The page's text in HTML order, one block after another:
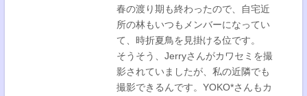
春の渡り期も終わったので、自宅近
所の林もいつもメンバーになってい
て、時折夏鳥を見掛ける位です。
そうそう、Jerryさんがカワセミを撮
影されていましたが、私の近隣でも
撮影できるんです。YOKO*さんもカ